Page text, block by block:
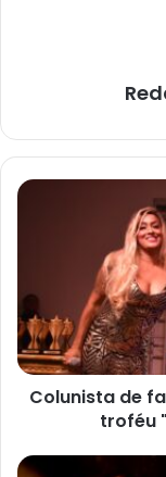
Colunista
Nascimento
troféu
"Oscar
Notáveis",
confira
Colunista de
troféu
PODEROSA